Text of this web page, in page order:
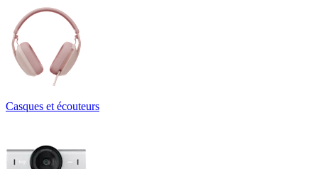
Casques et écouteurs